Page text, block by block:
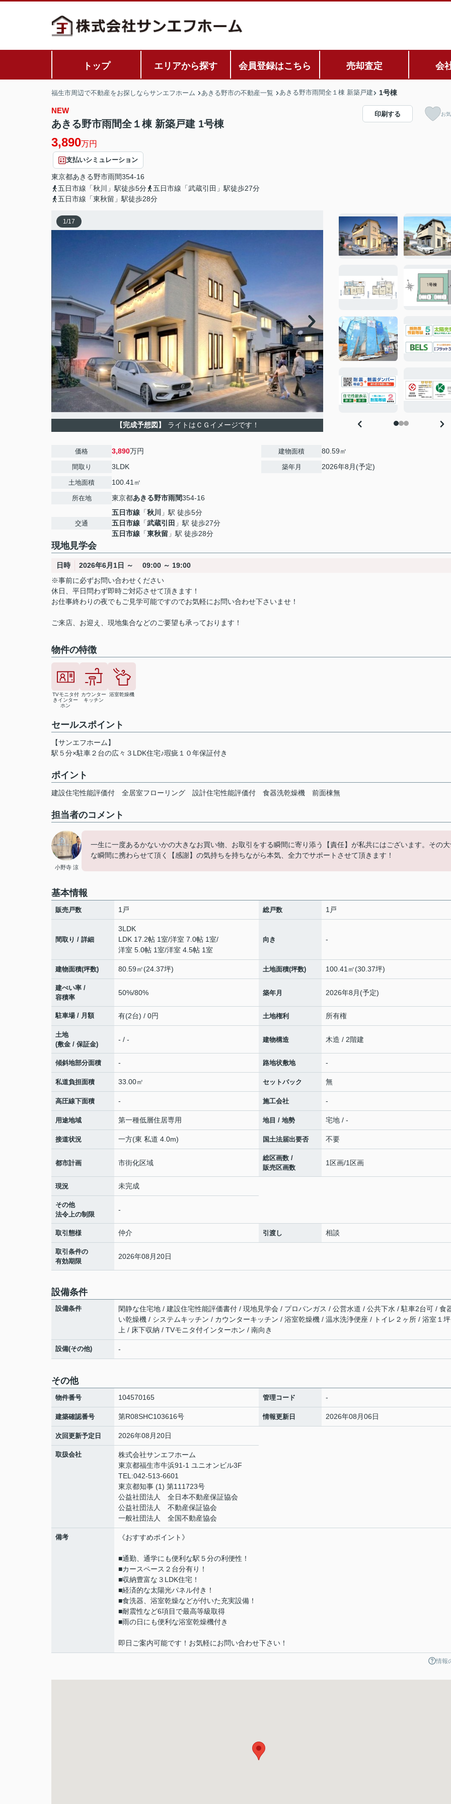
トップ エリアから探す 会員登録はこちら 売却査定 会
福生市周辺で不動産をお探しならサンエフホーム あきる野市の不動産一覧 あきる野市雨間全１棟 新築戸建 1号棟
NEW
あきる野市雨間全１棟 新築戸建 1号棟
3,890万円
支払いシミュレーション
東京都あきる野市雨間354-16
五日市線「秋川」駅徒歩5分
五日市線「武蔵引田」駅徒歩27分
五日市線「東秋留」駅徒歩28分
印刷する お
1/17
【完成予想図】 ライトはＣＧイメージです！
価格 3,890万円
間取り 3LDK
土地面積 100.41㎡
所在地 東京都あきる野市雨間354-16
交通
五日市線 「秋川
」駅 徒歩5分
五日市線 「武蔵引田 」駅 徒歩27分
五日市線 「東秋留 」駅 徒歩28分
建物面積 80.59㎡
築年月 2026年8月(予定)
現地見学会
日時
2026年6月1日 ～ 09:00 ～ 19:00
※事前に必ずお問い合わせください
休日、平日問わず即時ご対応させて頂きます！
お仕事終わりの夜でもご見学可能ですのでお気軽にお問い合わせ下さいませ！
ご来店、お迎え、現地集合などのご要望も承っております！
物件の特徴
TVモニタ付
きインター
ホン
カウンター
キッチン
浴室乾燥機
セールスポイント
【サンエフホーム】
駅５分×駐車２台の広々３LDK住宅♪瑕疵１０年保証付き
ポイント
建設住宅性能評価付 全居室フローリング 設計住宅性能評価付 食器洗乾燥機 前面棟無
担当者のコメント
小野寺 涼
一生に一度あるかないかの大きなお買い物、お取引をする瞬間に寄り添う【責任】が私共にはございます。その
な瞬間に携わらせて頂く【感謝】の気持ちを持ちながら本気、全力でサポートさせて頂きます！
基本情報
販売戸数 1戸 総戸数 1戸
間取り / 詳細
3LDK
LDK 17.2帖 1室/洋室 7.0帖 1室/
洋室 5.0帖 1室/洋室 4.5帖 1室
向き -
建物面積(坪数) 80.59㎡(24.37坪) 土地面積(坪数) 100.41㎡(30.37坪)
建ぺい率 /
容積率
50%/80% 築年月 2026年8月(予定)
駐車場 / 月額 有(2台) / 0円 土地権利 所有権
土地
(敷金 / 保証金)
- / - 建物構造 木造 / 2階建
傾斜地部分面積 - 路地状敷地 -
私道負担面積 33.00㎡ セットバック 無
高圧線下面積 - 施工会社 -
用途地域 第一種低層住居専用 地目 / 地勢 宅地 / -
接道状況 一方(東 私道 4.0m) 国土法届出要否 不要
都市計画 市街化区域
総区画数 /
販売区画数
1区画/1区画
現況 未完成
その他
法令上の制限
-
取引態様 仲介 引渡し 相談
取引条件の
有効期限
2026年08月20日
設備条件
設備条件
閑静な住宅地 / 建設住宅性能評価書付 / 現地見学会 / プロパンガス / 公営水道 / 公共下水 / 駐車2台可 / 食
い乾燥機 / システムキッチン / カウンターキッチン / 浴室乾燥機 / 温水洗浄便座 / トイレ２ヶ所 / 浴室１
上 / 床下収納 / TVモニタ付インターホン / 南向き
設備(その他) -
その他
物件番号 104570165 管理コード -
建築確認番号 第R08SHC103616号 情報更新日 2026年08月06日
次回更新予定日 2026年08月20日
取扱会社
株式会社サンエフホーム
東京都福生市牛浜91-1 ユニオンビル3F
TEL:042-513-6601
東京都知事 (1) 第111723号
公益社団法人 全日本不動産保証協会
公益社団法人 不動産保証協会
一般社団法人 全国不動産協会
備考 《おすすめポイント》
■通勤、通学にも便利な駅５分の利便性！
■カースペース２台分有り！
■収納豊富な３LDK住宅！
■経済的な太陽光パネル付き！
■食洗器、浴室乾燥などが付いた充実設備！
■耐震性など6項目で最高等級取得
■雨の日にも便利な浴室乾燥機付き
即日ご案内可能です！お気軽にお問い合わせ下さい！
情報